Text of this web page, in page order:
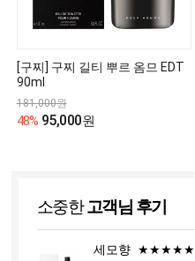
[구찌] 구찌 길티 뿌르 옴므 EDT
90ml
181,000원
48% 95,000원
소중한고객님 후기
세모향 ★★★★★